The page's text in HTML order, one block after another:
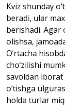
Kviz shunday
beradi, ular
berishadi. Agar
olishsa,
O‘rtacha
cho‘zilishi
savoldan
o‘tishga
holda turlar